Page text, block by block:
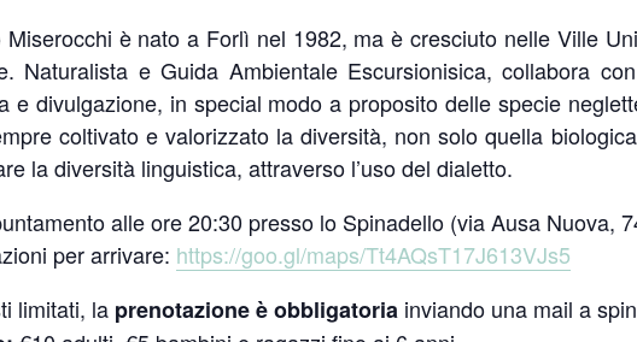
Miserocchi è nato a Forlì nel 1982, ma è cresciuto nelle Ville
Naturalista e Guida Ambientale Escursionisica, collabora
e divulgazione, in special modo a proposito delle specie
coltivato e valorizzato la diversità, non solo quella
la diversità linguistica, attraverso l’uso del dialetto.
alle ore 20:30 presso lo Spinadello (via Ausa Nuova,
per arrivare: https://goo.gl/maps/Tt4AQsT17J613VJs5
limitati, la prenotazione è obbligatoria inviando una mail a